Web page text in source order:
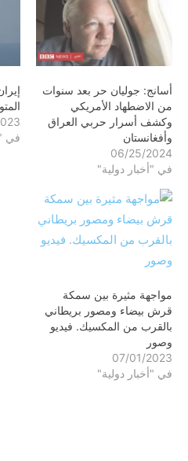
أسانج: جوليان حر بعد سنوات
من الاضطهاد الأمريكي
وكشف أسرار حربي العراق
وأفغانستان
06/25/2024
في "أخبار دولية"
في
مواجهة مثيرة بين سمكة
قرش بيضاء ومصور بريطاني
بالقرب من المكسيك. فيديو
وصور
07/01/2023
في "أخبار دولية"